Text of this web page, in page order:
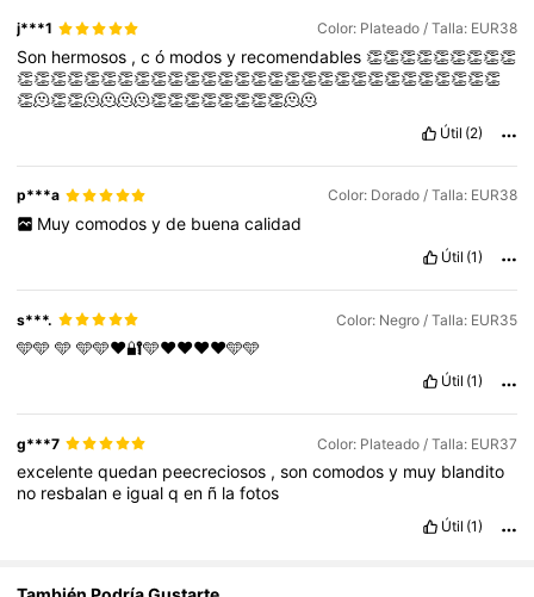
4,83 3K Seguidores
j***1 Color: Plateado / Talla: EUR38
Son hermosos ,có modosy recomendables👏👏👏👏👏👏👏👏👏
👏👏👏👏👏👏👏👏👏👏👏👏👏👏👏👏👏👏👏👏👏👏👏👏👏👏👏👏👏
👏🫠👏👏🫠🫠🫠🫠👏👏👏👏👏👏👏👏🫠🫠
Útil (2)
p***a Color: Dorado / Talla: EUR38
Muy comodos y de buena calidad
Útil (1)
s***. Color: Negro / Talla: EUR35
🩵🩵🩵🩵🩵❤️🔐🩵❤️❤️❤️❤️🩵🩵
Útil (1)
g***7 Color: Plateado / Talla: EUR37
excelentequedan peecreciosos ,soncomodosy muy blandito
no resbalane igualqen ñ lafotos
Útil (1)